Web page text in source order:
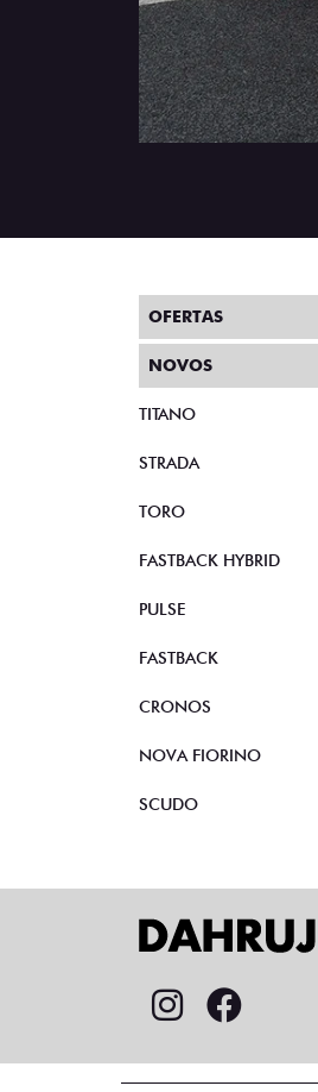
OFERTAS
NOVOS
TITANO
STRADA
TORO
FASTBACK HYBRID
PULSE
FASTBACK
CRONOS
NOVA FIORINO
SCUDO